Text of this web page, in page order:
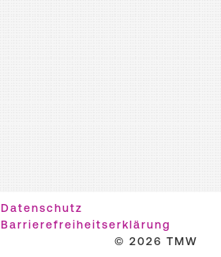
Datenschutz
Barrierefreiheitserklärung
© 2026 TMW